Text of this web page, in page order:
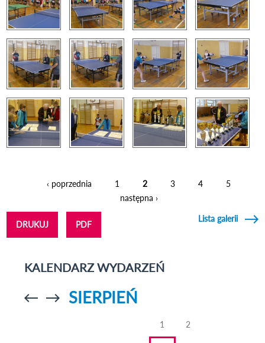
‹ poprzednia 1 2 3 4
5
następna ›
DRUKUJ PDF
Lista galerii
KALENDARZ WYDARZEŃ
Przejdź doPrzejdź do
SIERPIEŃ
1 2